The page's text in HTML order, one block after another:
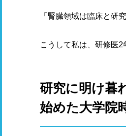
「腎臓領域は臨床と研
こうして私は、研修医
研究に明け暮
始めた大学院